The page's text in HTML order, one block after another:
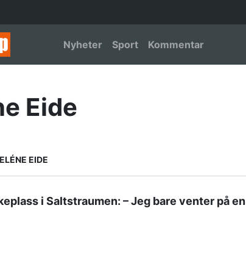
menu
Main navigation
Nyheter Sport Kommentar
Eide
EIDE
i Saltstraumen: – Jeg bare venter på en